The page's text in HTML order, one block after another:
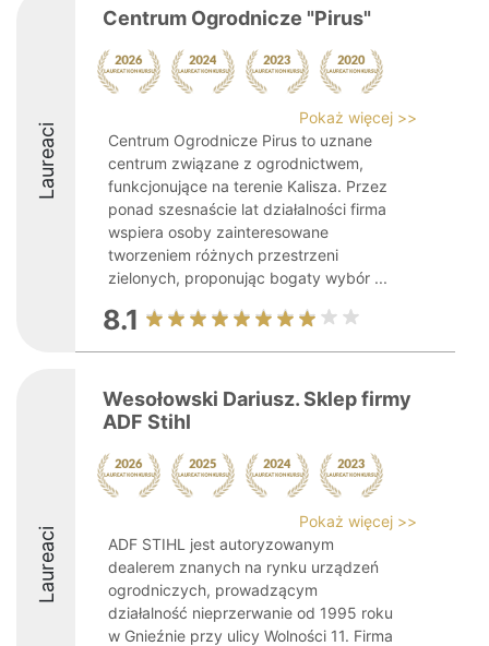
Laureaci
Centrum Ogrodnicze "Pirus"
Pokaż więcej >>
Centrum Ogrodnicze Pirus to uznane
centrum związane z ogrodnictwem,
funkcjonujące na terenie Kalisza. Przez
ponad szesnaście lat działalności firma
wspiera osoby zainteresowane
tworzeniem różnych przestrzeni
zielonych, proponując bogaty wybór ...
8.1
Laureaci
Wesołowski Dariusz. Sklep firmy
ADF Stihl
Pokaż więcej >>
ADF STIHL jest autoryzowanym
dealerem znanych na rynku urządzeń
ogrodniczych, prowadzącym
działalność nieprzerwanie od 1995 roku
w Gnieźnie przy ulicy Wolności 11. Firma